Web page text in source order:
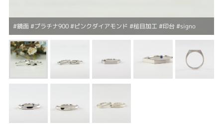
#鏡面 #プラチナ900 #ピンクダイアモンド #槌目加工 #印台 #signo